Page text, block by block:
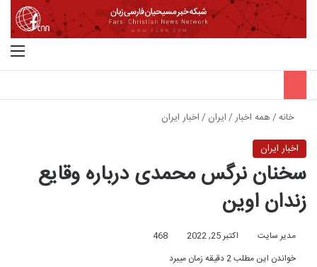
خانه/همه اخبار/ایران /اخبار ایران
اخبار ایران
سخنان نرگس محمدی درباره وقایع
زندان اوین
مدیر سایت اکتبر 25, 2022
468
خواندن این مطلب 2 دقیقه زمان میبرد